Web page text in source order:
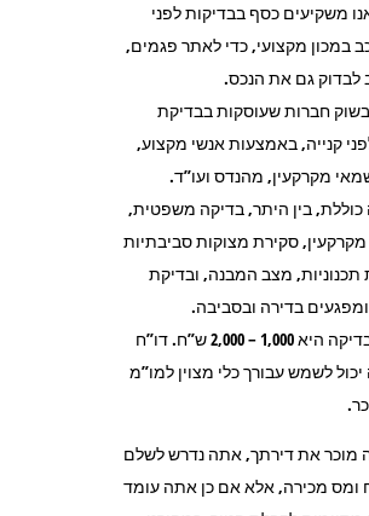
משקיעים כסף בבדיקות לפני
במכון מקצועי, כדי לאתר פגמים,
לבדוק גם את הנכס.
חברות שעוסקות בבדיקת
קנייה, באמצעות אנשי מקצוע,
מקרקעין, מהנדס ועו”ד.
כוללת, בין היתר, בדיקה משפטית,
סקירת מצוקות סביבתיות
תכנוניות, מצב המבנה, ובדיקת
ומפגעים בדירה ובסביבה.
עלות הבדיקה היא 1,000 – 2,000 ש”ח. דו”ח
לשמש עבורך כלי מצוין למו”מ
את דירתך, אתה נדרש לשלם
מכירה, אלא אם כן אתה עומד